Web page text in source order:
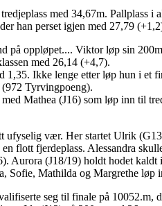
med 34,67m. Pallplass i
han perset igjen med 27,79
på oppløpet.... Viktor løp sin
med 26,14 (+4,7).
1,35. Ikke lenge etter løp hun i et
Tyrvingpoeng).
Mathea (J16) som løp inn til
vær. Her startet Ulrik
flott fjerdeplass. Alessandra
Aurora (J18/19) holdt hodet
Sofie, Mathilda og Margrethe løp
seg til finale på 10052.m,